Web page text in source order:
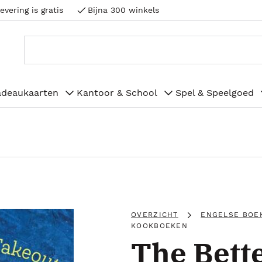
is gratis Bijna 300 winkels
Kantoor & School Spel & Speelgoed
OVERZICHT
ENGELSE
KOOKBOEKEN
The